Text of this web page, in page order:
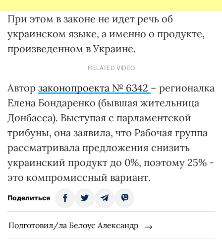
При этом в законе не идет речь об
украинском языке, а именно о продукте,
произведенном в Украине.
RELATED VIDEO
Автор законопроекта № 6342 – регионалка
Елена Бондаренко (бывшая жительница
Донбасса). Выступая с парламентской
трибуны, она заявила, что Рабочая группа
рассматривала предложения снизить
украинский продукт до 0%, поэтому 25% -
это компромиссный вариант.
Поделиться
Подготовил/ла Белоус Александр